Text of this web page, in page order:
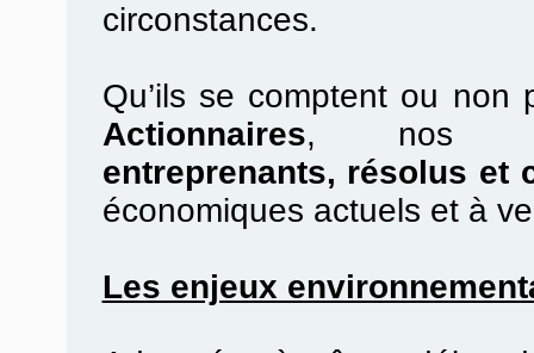
circonstances.
Qu’ils se comptent ou non
Actionnaires, nos
entreprenants, résolus et
économiques actuels et à
Les enjeux